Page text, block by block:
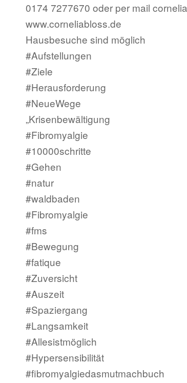
0174 7277670 oder per mail
www.corneliabloss.de
Hausbesuche sind möglich
#Aufstellungen
#Ziele
#Herausforderung
#NeueWege
„Krisenbewältigung
#Fibromyalgie
#10000schritte
#Gehen
#natur
#waldbaden
#Fibromyalgie
#fms
#Bewegung
#fatique
#Zuversicht
#Auszeit
#Spaziergang
#Langsamkeit
#Allesistmöglich
#Hypersensibilität
#fibromyalgiedasmutmachbuch